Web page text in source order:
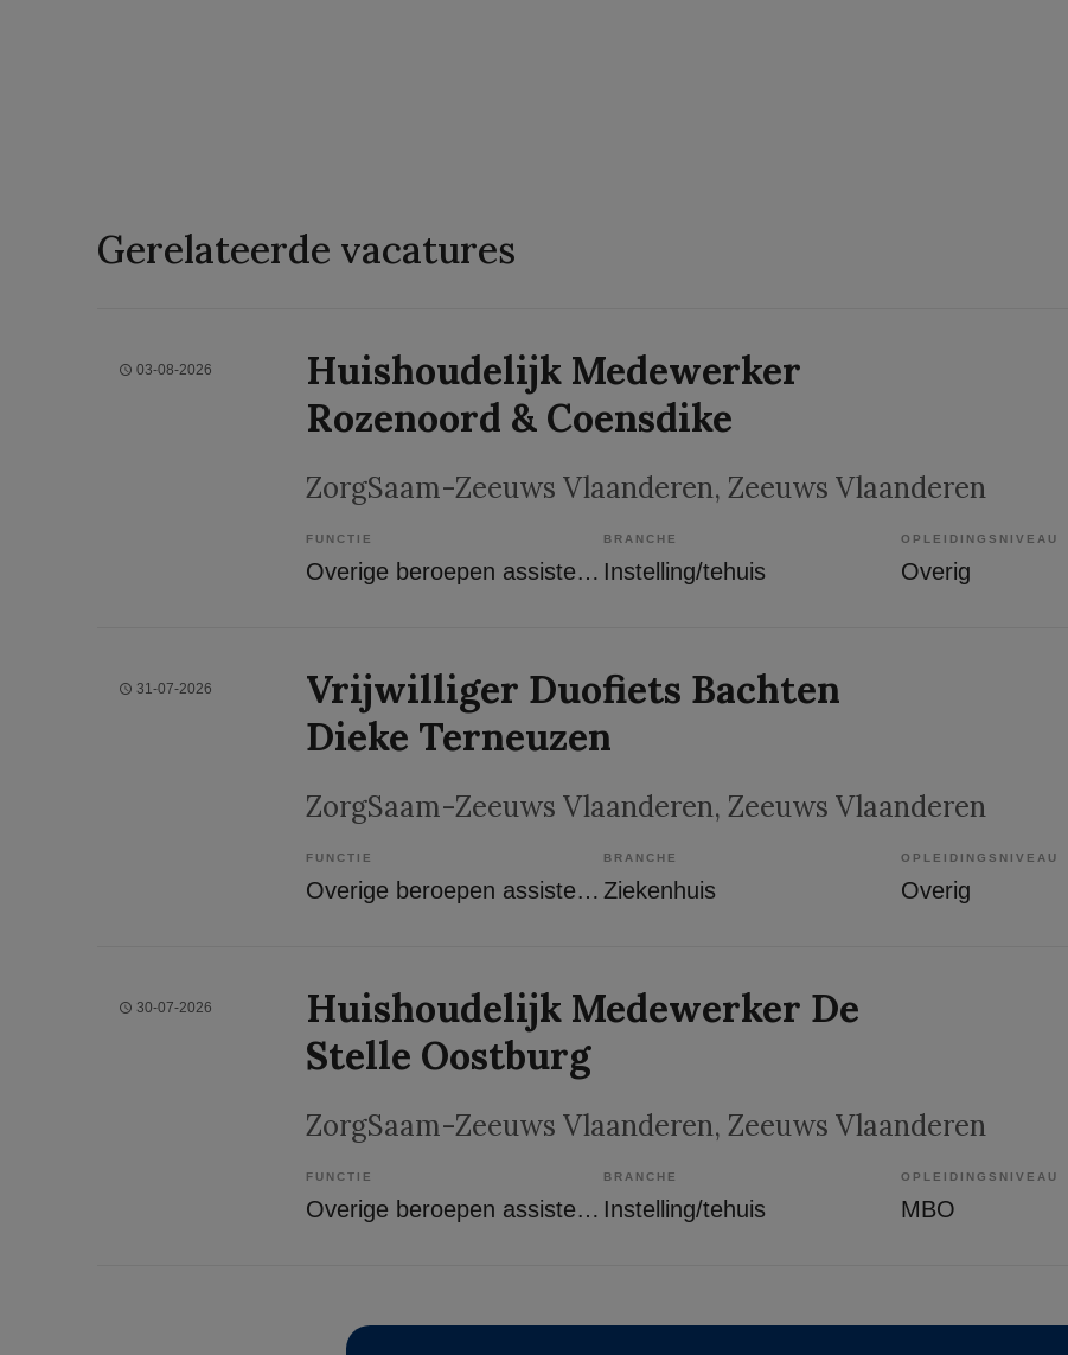
Gerelateerde vacatures
03-08-2026
Huishoudelijk Medewerker
Rozenoord & Coensdike
ZorgSaam-Zeeuws Vlaanderen, Zeeuws Vlaanderen
FUNCTIE
Overige beroepen assistenten
BRANCHE
Instelling/tehuis
OPLEIDINGSNIVEAU
Overig
31-07-2026
Vrijwilliger Duofiets Bachten
Dieke Terneuzen
ZorgSaam-Zeeuws Vlaanderen, Zeeuws Vlaanderen
FUNCTIE
Overige beroepen assistenten
BRANCHE
Ziekenhuis
OPLEIDINGSNIVEAU
Overig
30-07-2026
Huishoudelijk Medewerker De
Stelle Oostburg
ZorgSaam-Zeeuws Vlaanderen, Zeeuws Vlaanderen
FUNCTIE
Overige beroepen assistenten
BRANCHE
Instelling/tehuis
OPLEIDINGSNIVEAU
MBO